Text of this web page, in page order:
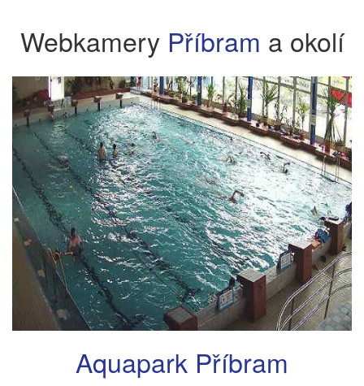
Webkamery Příbram a okolí
Aquapark Příbram